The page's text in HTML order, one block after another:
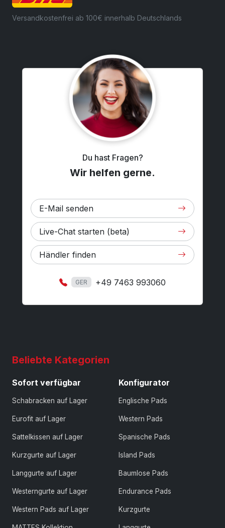
Versandkostenfrei ab 100€ innerhalb Deutschlands
Du hast Fragen?
Wir helfen gerne.
E-Mail senden
Live-Chat starten (beta)
Händler finden
GER +49 7463 993060
Beliebte Kategorien
Sofort verfügbar
Schabracken auf Lager
Eurofit auf Lager
Sattelkissen auf Lager
Kurzgurte auf Lager
Langgurte auf Lager
Westerngurte auf Lager
Western Pads auf Lager
Konfigurator
Englische Pads
Western Pads
Spanische Pads
Island Pads
Baumlose Pads
Endurance Pads
Kurzgurte